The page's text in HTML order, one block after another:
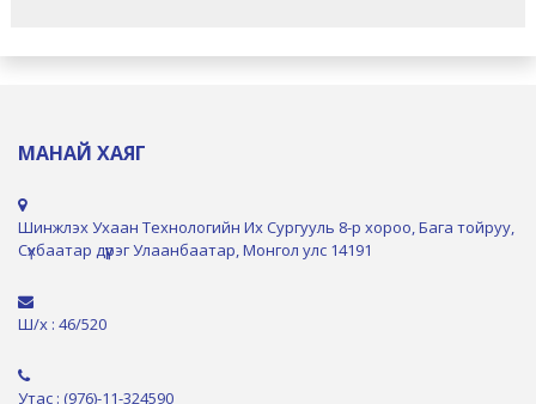
МАНАЙ ХАЯГ
Шинжлэх Ухаан Технологийн Их Сургууль 8-р хороо, Бага тойруу,
Сүхбаатар дүүрэг Улаанбаатар, Монгол улс 14191
Ш/х : 46/520
Утас : (976)-11-324590